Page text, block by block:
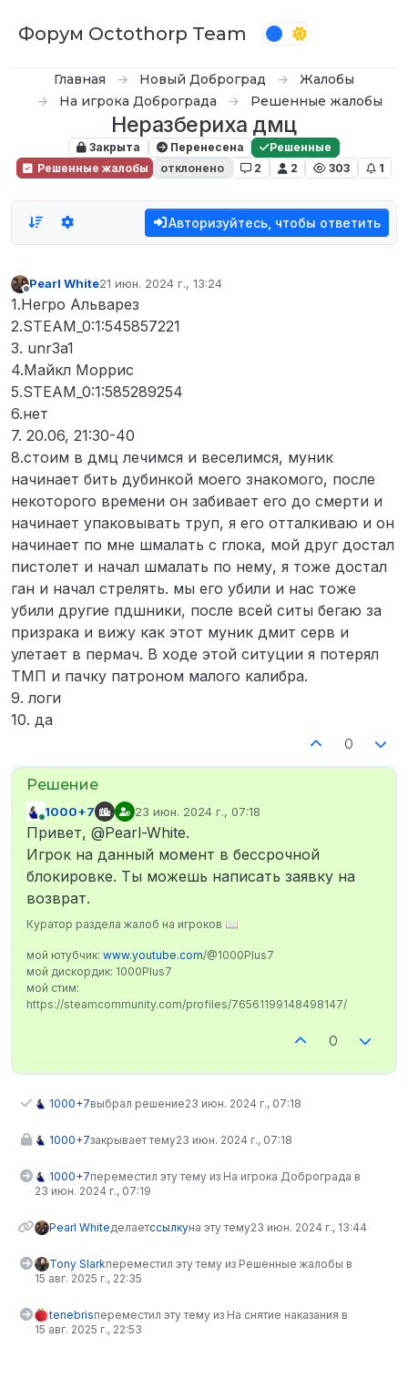
Форум Octothorp Team
Главная Новый Доброград
Жалобы
На игрока Доброграда
Решенные жалобы
Неразбериха дмц
Закрыта Перенесена
Решенные
Решенные жалобы
отклонено 2 2 303 1
Авторизуйтесь, чтобы ответить
Не в сети
Pearl White21 июн. 2024 г., 13:24
отредактировано
1.Негро Альварез
2.STEAM_0:1:545857221
3. unr3a1
4.Майкл Моррис
5.STEAM_0:1:585289254
6.нет
7. 20.06, 21:30-40
8.стоим в дмц лечимся и веселимся, муник
начинает бить дубинкой моего знакомого, после
некоторого времени он забивает его до смерти и
начинает упаковывать труп, я его отталкиваю и он
начинает по мне шмалать с глока, мой друг достал
пистолет и начал шмалать по нему, я тоже достал
ган и начал стрелять. мы его убили и нас тоже
убили другие пдшники, после всей ситы бегаю за
призрака и вижу как этот муник дмит серв и
улетает в пермач. В ходе этой ситуции я потерял
ТМП и пачку патроном малого калибра.
9. логи
10. да
0
В сети
1000+7 23 июн. 2024 г., 07:18
отредактировано
Привет, @Pearl-White.
Игрок на данный момент в бессрочной
блокировке. Ты можешь написать заявку на
возврат.
Куратор раздела жалоб на игроков 📖
мой ютубчик: www.youtube.com/@1000Plus7
мой дискордик: 1000Plus7
мой стим:
https://steamcommunity.com/profiles/76561199148498147/
0
1000+7выбрал решение23 июн. 2024 г., 07:18
1000+7закрывает тему23 июн. 2024 г., 07:18
1000+7переместил эту тему из На игрока Доброграда в
23 июн. 2024 г., 07:19
Pearl Whiteделаетссылкуна эту тему23 июн. 2024 г., 13:44
Tony Slarkпереместил эту тему из Решенные жалобы в
15 авг. 2025 г., 22:35
tenebrisпереместил эту тему из На снятие наказания в
15 авг. 2025 г., 22:53